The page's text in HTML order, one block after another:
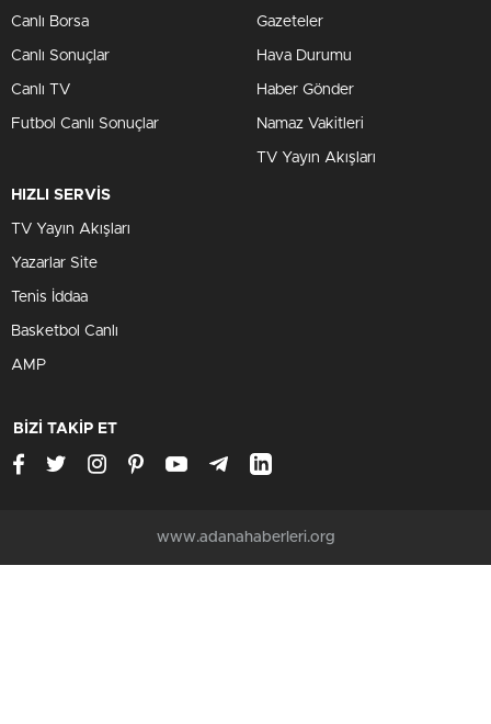
Canlı Borsa
Canlı Sonuçlar
Canlı TV
Futbol Canlı Sonuçlar
Gazeteler
Hava Durumu
Haber Gönder
Namaz Vakitleri
TV Yayın Akışları
HIZLI SERVİS
TV Yayın Akışları
Yazarlar Site
Tenis İddaa
Basketbol Canlı
AMP
BİZİ TAKİP ET
www.adanahaberleri.org